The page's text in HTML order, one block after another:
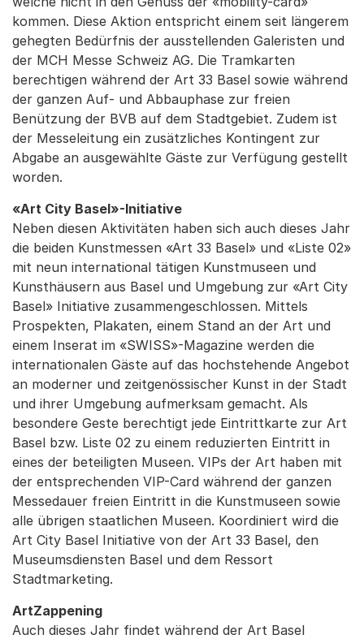
kommen. Diese Aktion entspricht einem seit längerem
gehegten Bedürfnis der ausstellenden Galeristen und
der MCH Messe Schweiz AG. Die Tramkarten
berechtigen während der Art 33 Basel sowie während
der ganzen Auf- und Abbauphase zur freien
Benützung der BVB auf dem Stadtgebiet. Zudem ist
der Messeleitung ein zusätzliches Kontingent zur
Abgabe an ausgewählte Gäste zur Verfügung gestellt
worden.
«Art City Basel»-Initiative
Neben diesen Aktivitäten haben sich auch dieses Jahr
die beiden Kunstmessen «Art 33 Basel» und «Liste 02»
mit neun international tätigen Kunstmuseen und
Kunsthäusern aus Basel und Umgebung zur «Art City
Basel» Initiative zusammengeschlossen. Mittels
Prospekten, Plakaten, einem Stand an der Art und
einem Inserat im «SWISS»-Magazine werden die
internationalen Gäste auf das hochstehende Angebot
an moderner und zeitgenössischer Kunst in der Stadt
und ihrer Umgebung aufmerksam gemacht. Als
besondere Geste berechtigt jede Eintrittkarte zur Art
Basel bzw. Liste 02 zu einem reduzierten Eintritt in
eines der beteiligten Museen. VIPs der Art haben mit
der entsprechenden VIP-Card während der ganzen
Messedauer freien Eintritt in die Kunstmuseen sowie
alle übrigen staatlichen Museen. Koordiniert wird die
Art City Basel Initiative von der Art 33 Basel, den
Museumsdiensten Basel und dem Ressort
Stadtmarketing.
ArtZappening
Auch dieses Jahr findet während der Art Basel